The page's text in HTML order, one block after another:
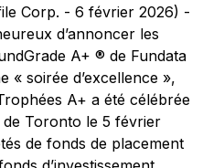
Corp. - 6 février 2026) -
d’annoncer les
A+ ® de Fundata
« soirée d’excellence »,
A+ a été célébrée
Toronto le 5 février
de fonds de placement